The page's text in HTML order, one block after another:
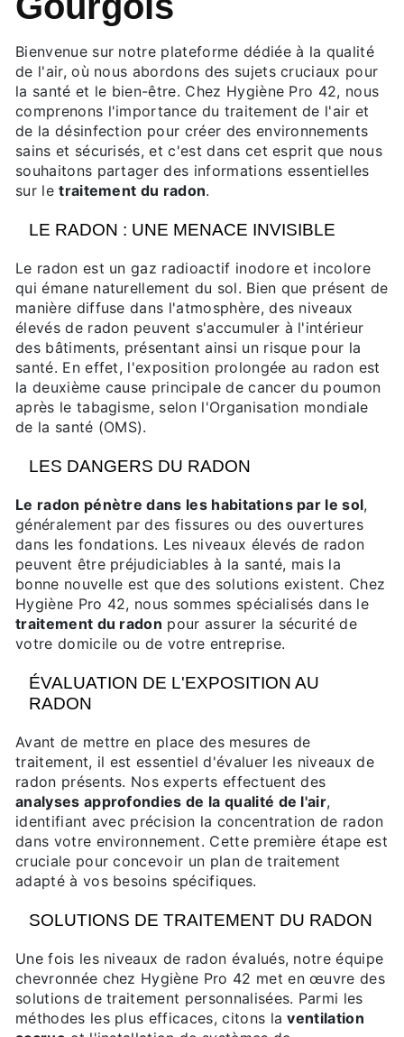
Bienvenue sur notre plateforme dédiée à la qualité
de l'air, où nous abordons des sujets cruciaux pour
la santé et le bien-être. Chez Hygiène Pro 42, nous
comprenons l'importance du traitement de l'air et
de la désinfection pour créer des environnements
sains et sécurisés, et c'est dans cet esprit que nous
souhaitons partager des informations essentielles
sur letraitement du radon.
LE RADON : UNE MENACE INVISIBLE
Le radon est un gaz radioactif inodore et incolore
qui émane naturellement du sol. Bien que présent de
manière diffuse dans l'atmosphère, des niveaux
élevés de radon peuvent s'accumuler à l'intérieur
des bâtiments, présentant ainsi un risque pour la
santé. En effet, l'exposition prolongée au radon est
la deuxième cause principale de cancer du poumon
après le tabagisme, selon l'Organisation mondiale
de la santé (OMS).
LES DANGERS DU RADON
Le radon pénètre dans les habitations par le sol,
généralement par des fissures ou des ouvertures
dans les fondations. Les niveaux élevés de radon
peuvent être préjudiciables à la santé, mais la
bonne nouvelle est que des solutions existent. Chez
Hygiène Pro 42, nous sommes spécialisés dans le
traitement du radon pour assurer la sécurité de
votre domicile ou de votre entreprise.
ÉVALUATION DE L'EXPOSITION AU
RADON
Avant de mettre en place des mesures de
traitement, il est essentiel d'évaluer les niveaux de
radon présents. Nos experts effectuent des
analyses approfondies de la qualité de l'air,
identifiant avec précision la concentration de radon
dans votre environnement. Cette première étape est
cruciale pour concevoir un plan de traitement
adapté à vos besoins spécifiques.
SOLUTIONS DE TRAITEMENT DU RADON
Une fois les niveaux de radon évalués, notre équipe
chevronnée chez Hygiène Pro 42 met en œuvre des
solutions de traitement personnalisées. Parmi les
méthodes les plus efficaces, citons laventilation